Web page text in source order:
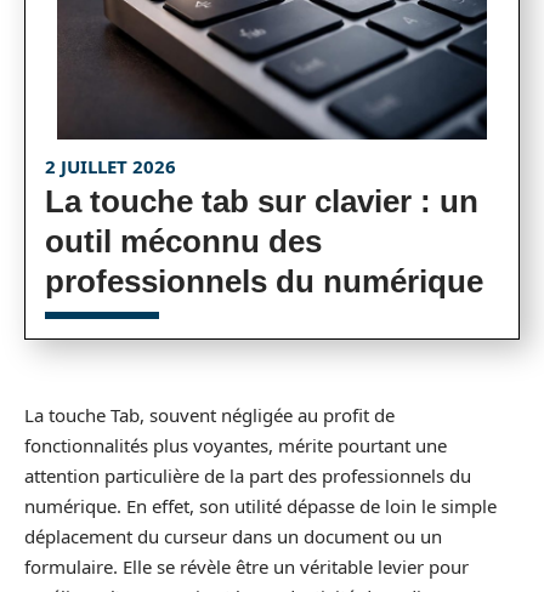
2 JUILLET 2026
La touche tab sur clavier : un
outil méconnu des
professionnels du numérique
La touche Tab, souvent négligée au profit de
fonctionnalités plus voyantes, mérite pourtant une
attention particulière de la part des professionnels du
numérique. En effet, son utilité dépasse de loin le simple
déplacement du curseur dans un document ou un
formulaire. Elle se révèle être un véritable levier pour